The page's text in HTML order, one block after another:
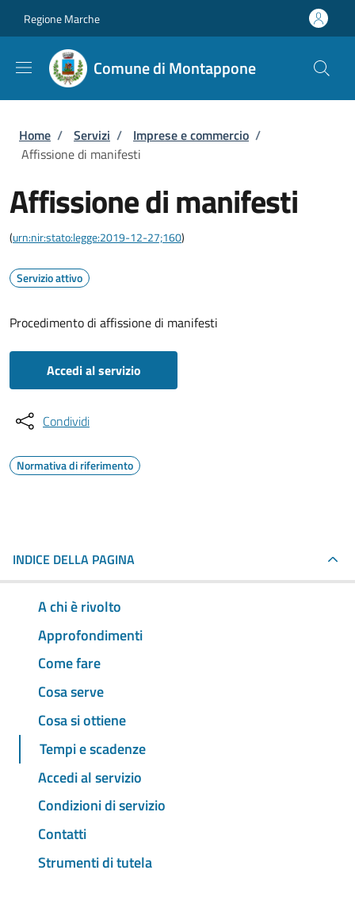
Regione Marche
Comune di Montappone
Briciole di pane
Home / Servizi / Imprese e commercio /
Affissione di manifesti
Affissione di manifesti
(urn:nir:stato:legge:2019-12-27;160)
Servizio attivo
Procedimento di affissione di manifesti
Accedi al servizio
Condividi
Normativa di riferimento
INDICE DELLA PAGINA
A chi è rivolto
Approfondimenti
Come fare
Cosa serve
Cosa si ottiene
Tempi e scadenze
Accedi al servizio
Condizioni di servizio
Contatti
Strumenti di tutela